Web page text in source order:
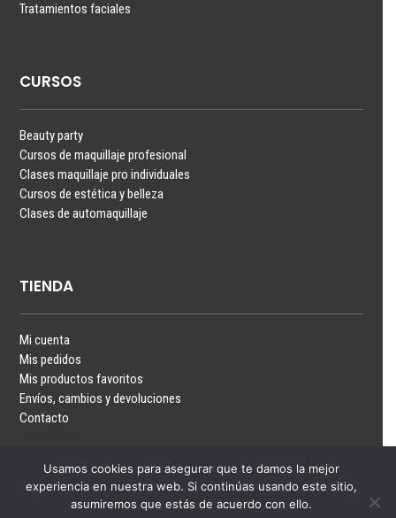
Tratamientos faciales
CURSOS
Beauty party
Cursos de maquillaje profesional
Clases maquillaje pro individuales
Cursos de estética y belleza
Clases de automaquillaje
TIENDA
Mi cuenta
Mis pedidos
Mis productos favoritos
Envíos, cambios y devoluciones
Contacto
Usamos cookies para asegurar que te damos la mejor
experiencia en nuestra web. Si continúas usando este sitio,
asumiremos que estás de acuerdo con ello.
1
Hablamos?